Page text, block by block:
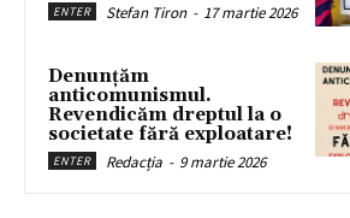
ENTER Stefan Tiron - 17 martie 2026
Denunțăm
anticomunismul.
Revendicăm dreptul la o
societate fără exploatare!
ENTER Redacția - 9 martie 2026